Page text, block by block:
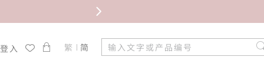
入 繁 简